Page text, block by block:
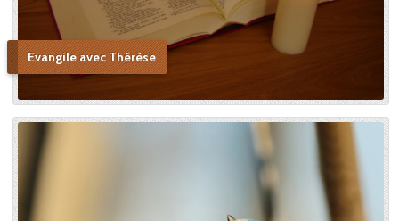
Evangile avec Thérèse